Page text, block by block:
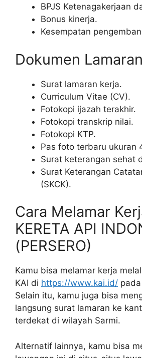
BPJS Ketenagakerjaan
Bonus kinerja.
Kesempatan
Dokumen Lamaran
Surat lamaran kerja.
Curriculum Vitae (CV).
Fotokopi ijazah terakhir.
Fotokopi transkrip nilai.
Fotokopi KTP.
Pas foto terbaru ukuran
Surat keterangan sehat
Surat Keterangan
(SKCK).
Cara Melamar
KERETA API
(PERSERO)
Kamu bisa melamar kerja
KAI di https://www.kai.id/
Selain itu, kamu juga bisa
langsung surat lamaran ke
terdekat di wilayah Sarmi.
Alternatif lainnya, kamu bisa